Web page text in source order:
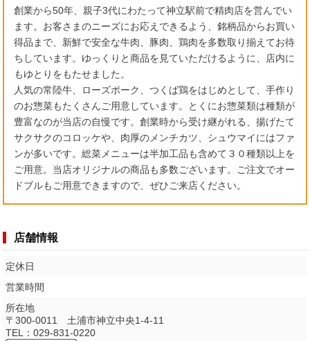
創業から50年、親子3代にわたって神立駅前で精肉店を営んでい
ます。お客さまのニーズにお応えできるよう、銘柄品からお買い
得品まで、新鮮で安全な牛肉、豚肉、鶏肉を多数取り揃えてお待
ちしています。ゆっくりと商品を見ていただけるように、店内に
もゆとりをもたせました。
人気の常陸牛、ローズポーク、つくば鶏をはじめとして、手作り
のお惣菜もたくさんご用意しています。とくにお惣菜類は種類が
豊富なのが当店の自慢です。創業時から受け継がれる、揚げたて
サクサクのコロッケや、肉厚のメンチカツ、シュウマイにはファ
ンが多いです。総菜メニューは半加工品も含めて３０種類以上を
ご用意。当店オリジナルの商品も多数ございます。ご注文でオー
ドブルもご用意できますので、ぜひご来店ください。
店舗情報
定休日
営業時間
所在地
〒300-0011 土浦市神立中央1-4-11
TEL：029-831-0220